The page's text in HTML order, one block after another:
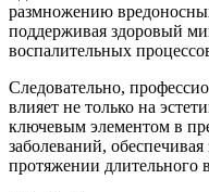
размножению
поддерживая здоровый
воспалительных
Следовательно,
влияет не только на
ключевым элементом в
заболеваний,
протяжении длительного